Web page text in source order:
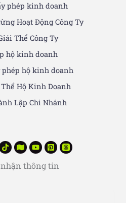
phép kinh doanh
Hoạt Động Công Ty
Thể Công Ty
hộ kinh doanh
hộ kinh doanh
Hộ Kinh Doanh
Lập Chi Nhánh
thông tin